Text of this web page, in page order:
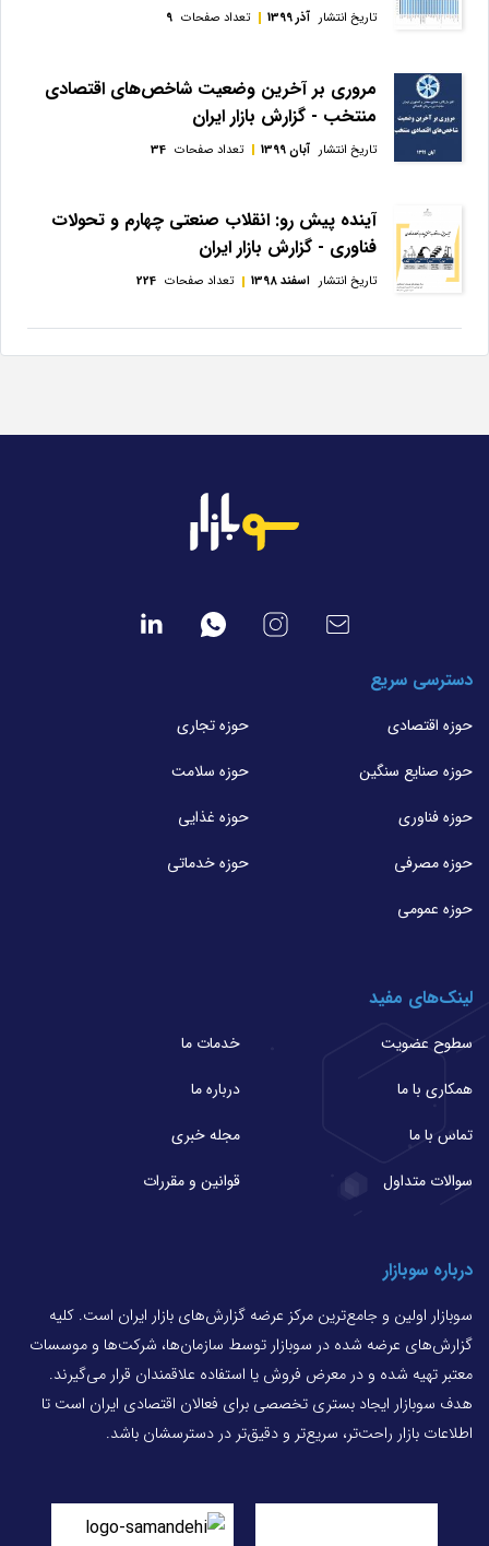
تاریخ انتشار آذر 1399 تعداد صفحات 9
مروری بر آخرین وضعیت شاخص‌های اقتصادی
منتخب - گزارش بازار ایران
تاریخ انتشار آبان 1399 تعداد صفحات 34
آینده پیش رو: انقلاب صنعتی چهارم و تحولات
فناوری - گزارش بازار ایران
تاریخ انتشار اسفند 1398 تعداد صفحات 224
دسترسی سریع
حوزه اقتصادی
حوزه تجاری
حوزه صنایع سنگین
حوزه سلامت
حوزه فناوری
حوزه غذایی
حوزه مصرفی
حوزه خدماتی
حوزه عمومی
لینک‌های مفید
سطوح عضویت
خدمات ما
همکاری با ما
درباره ما
تماس با ما
مجله خبری
سوالات متداول
قوانین و مقررات
درباره سوبازار
سوبازار اولین و جامع‌ترین مرکز عرضه گزارش‌های بازار ایران است. کلیه
گزارش‌های عرضه شده در سوبازار توسط سازمان‌ها، شرکت‌ها و موسسات
معتبر تهیه شده و در معرض فروش یا استفاده علاقمندان قرار می‌گیرند.
هدف سوبازار ایجاد بستری تخصصی برای فعالان اقتصادی ایران است تا
اطلاعات بازار راحت‌تر، سریع‌تر و دقیق‌تر در دسترسشان باشد.